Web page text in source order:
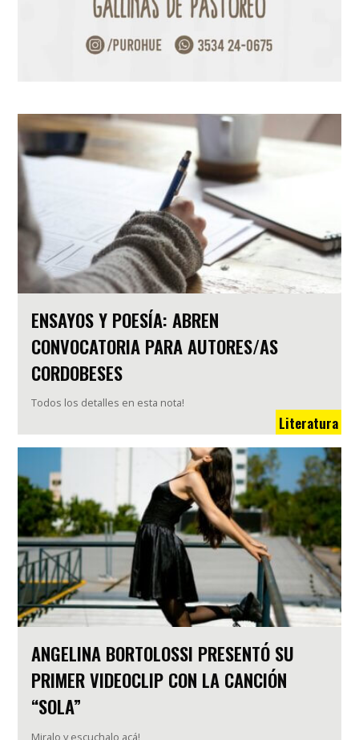
ENSAYOS Y POESÍA: ABREN
CONVOCATORIA PARA AUTORES/AS
CORDOBESES
Todos los detalles en esta nota!
Literatura
ANGELINA BORTOLOSSI PRESENTÓ SU
PRIMER VIDEOCLIP CON LA CANCIÓN
“SOLA”
Miralo y escuchalo acá!